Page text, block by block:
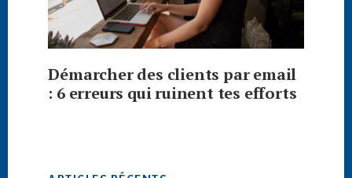
Démarcher des clients par email
: 6 erreurs qui ruinent tes efforts